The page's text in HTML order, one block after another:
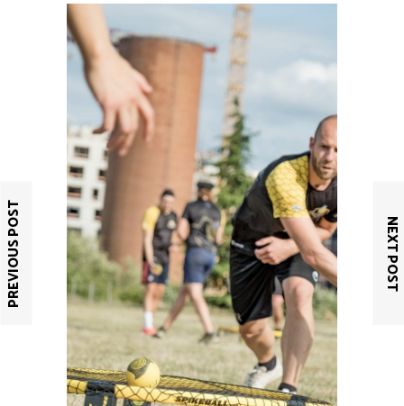
PREVIOUS POST NEXT POST